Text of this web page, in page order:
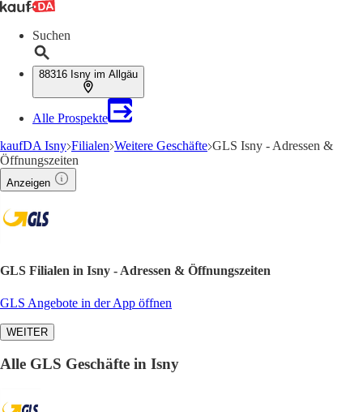
Suchen
88316 Isny im Allgäu
Alle Prospekte
kaufDA Isny Filialen Weitere Geschäfte GLS Isny - Adressen &
Öffnungszeiten
Anzeigen
GLS Filialen in Isny - Adressen & Öffnungszeiten
GLS Angebote in der App öffnen
WEITER
Alle GLS Geschäfte in Isny